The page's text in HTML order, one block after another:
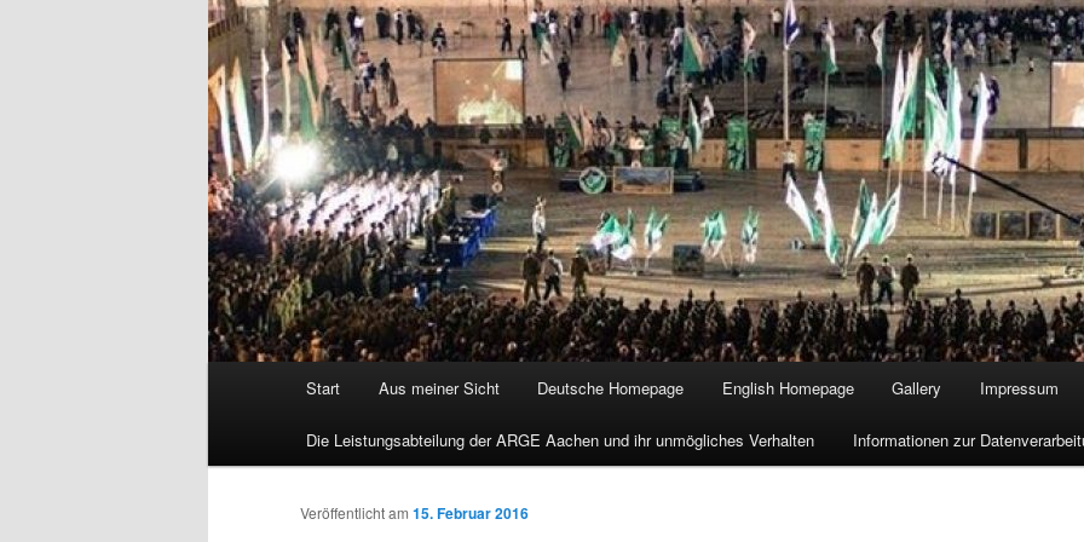
Start Aus meiner Sicht Deutsche Homepage English Homepage Gallery Impressum
Die Leistungsabteilung der ARGE Aachen und ihr unmögliches Verhalten Informationen zur
Veröffentlicht am 15. Februar 2016